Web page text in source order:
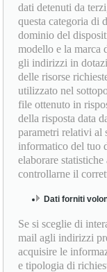
dati detenuti da
questa categoria
dominio del
modello e la
gli indirizzi in
delle risorse
utilizzato nel
file ottenuto in
della risposta data
parametri relativi al
informatico del tuo
elaborare
controllarne il
Dati forniti
Se si sceglie di
mail agli indirizzi
acquisire le
e tipologia di